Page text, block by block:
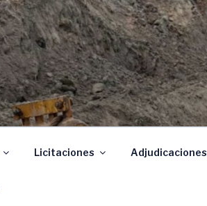
Licitaciones Adjudicaciones